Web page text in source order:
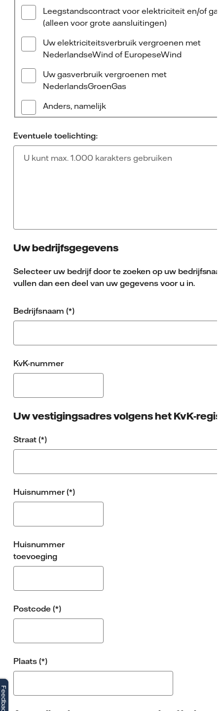
Leegstandscontract voor elektriciteit en/of
(alleen voor grote aansluitingen)
Uw elektriciteitsverbruik vergroenen met
NederlandseWind of EuropeseWind
Uw gasverbruik vergroenen met
NederlandsGroenGas
Anders, namelijk
Eventuele toelichting:
Uw bedrijfsgegevens
Selecteer uw bedrijf door te zoeken op uw
vullen dan een deel van uw gegevens voor u in.
Bedrijfsnaam
KvK-nummer
Uw vestigingsadres volgens het KvK-
Straat
Huisnummer
Huisnummer
toevoeging
Postcode
Plaats
Feedback
Feedback